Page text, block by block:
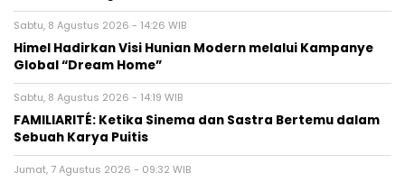
Sabtu, 8 Agustus 2026 - 14:26 WIB
Himel Hadirkan Visi Hunian Modern melalui Kampanye
Global “Dream Home”
Sabtu, 8 Agustus 2026 - 14:19 WIB
FAMILIARITÉ: Ketika Sinema dan Sastra Bertemu dalam
Sebuah Karya Puitis
Jumat, 7 Agustus 2026 - 09:32 WIB